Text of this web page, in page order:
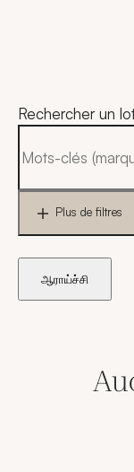
Rechercher un
Plus de filtres
ஆராய்ச்சி